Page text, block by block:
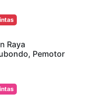
Raya
Pemotor